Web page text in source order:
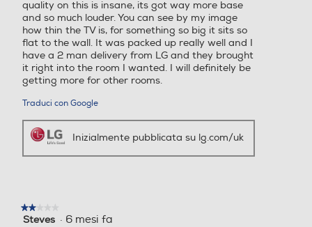
Funzioni
Compatibilità 3D
Conversione da 2D a 3D
Nuova Classe efficienza en
ergetica
Nuova Classe efficienza en
ergetica
Classe efficienza energetic
a in modalità HDR
a in modalità HDR
Casse
quality on this is insane, its got way more base
and so much louder. You can see by my image
how thin the TV is, for something so big it sits so
flat to the wall. It was packed up really well and I
have a 2 man delivery from LG and they brought
it right into the room I wanted. I will definitely be
getting more for other rooms.
Traduci con Google
Inizialmente pubblicata su lg.com/uk
★★★★★
★★★★★
2
Steves · 6 mesi fa